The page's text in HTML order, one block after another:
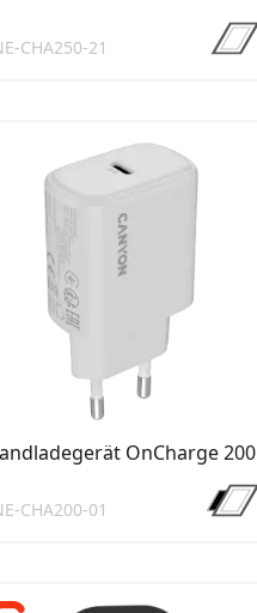
CHA250-21
OnCharge 200
CHA200-01